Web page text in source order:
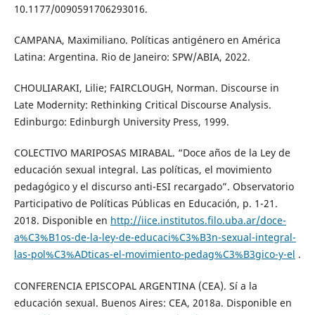
10.1177/0090591706293016.
CAMPANA, Maximiliano. Políticas antigénero en América
Latina: Argentina. Rio de Janeiro: SPW/ABIA, 2022.
CHOULIARAKI, Lilie; FAIRCLOUGH, Norman. Discourse in
Late Modernity: Rethinking Critical Discourse Analysis.
Edinburgo: Edinburgh University Press, 1999.
COLECTIVO MARIPOSAS MIRABAL. “Doce años de la Ley de
educación sexual integral. Las políticas, el movimiento
pedagógico y el discurso anti-ESI recargado”. Observatorio
Participativo de Políticas Públicas en Educación, p. 1-21.
2018. Disponible en http://iice.institutos.filo.uba.ar/doce-
a%C3%B1os-de-la-ley-de-educaci%C3%B3n-sexual-integral-
las-pol%C3%ADticas-el-movimiento-pedag%C3%B3gico-y-el .
CONFERENCIA EPISCOPAL ARGENTINA (CEA). Sí a la
educación sexual. Buenos Aires: CEA, 2018a. Disponible en